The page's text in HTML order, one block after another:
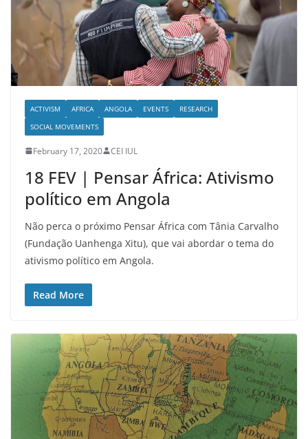
ACTIVISM AFRICA ANGOLA EVENTS
RESEARCH
SOCIAL MOVEMENTS
February 17, 2020 CEI IUL
18 FEV | Pensar África: Ativismo
político em Angola
Não perca o próximo Pensar África com Tânia Carvalho
(Fundação Uanhenga Xitu), que vai abordar o tema do
ativismo político em Angola.
Read More